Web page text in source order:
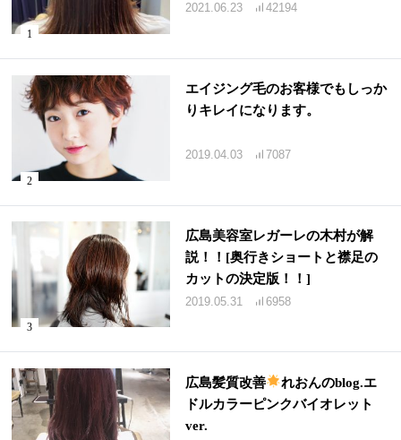
2021.06.23 42194
エイジング毛のお客様でもしっか
りキレイになります。
2019.04.03 7087
広島美容室レガーレの木村が解
説！！[奥行きショートと襟足の
カットの決定版！！]
2019.05.31 6958
広島髪質改善
れおんのblog.エ
ドルカラーピンクバイオレット
ver.